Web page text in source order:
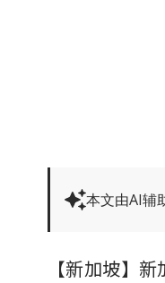
本文由AI辅
【新加坡】